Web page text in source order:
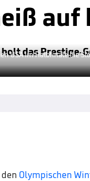
holt das Prestige-
USA im Halbfinale die
Olympischen